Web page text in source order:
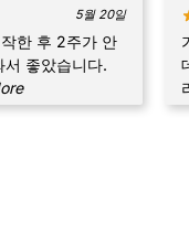
5월 20일
한 후 2주가 안
서 좋았습니다.